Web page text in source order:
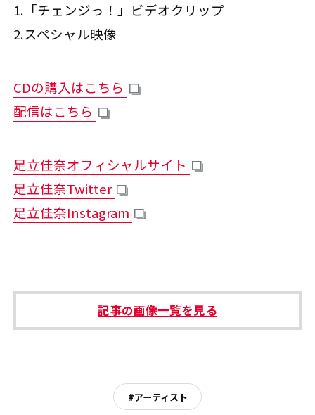
1.「チェンジっ！」ビデオクリップ
2.スペシャル映像
CDの購入はこちら
配信はこちら
足立佳奈オフィシャルサイト
足立佳奈Twitter
足立佳奈Instagram
記事の画像一覧を見る
#アーティスト